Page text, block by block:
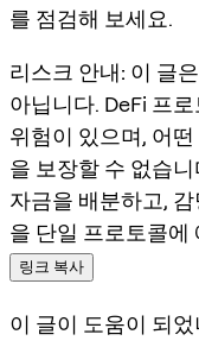
를 점검해 보세요.
리스크 안내: 이 글
아닙니다. DeFi 프
위험이 있으며, 어
을 보장할 수 없습
자금을 배분하고,
을 단일 프로토콜에
링크 복사
이 글이 도움이 되